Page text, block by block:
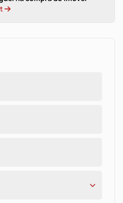
e cozinha integrada,
completa,
e saída de veículos.